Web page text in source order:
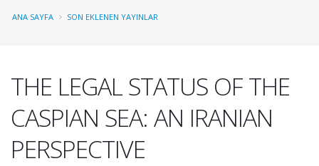
ANA SAYFA SON EKLENEN YAYINLAR
THE LEGAL STATUS OF THE
CASPIAN SEA: AN IRANIAN
PERSPECTIVE